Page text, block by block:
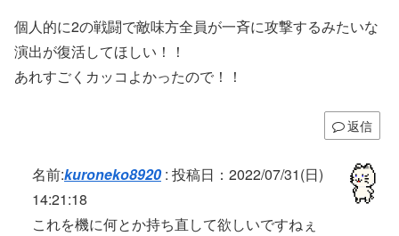
個人的に2の戦闘で敵味方全員が一斉に攻撃するみたいな
演出が復活してほしい！！
あれすごくカッコよかったので！！
返信
名前:kuroneko8920: 投稿日：2022/07/31(日)
14:21:18
これを機に何とか持ち直して欲しいですねぇ